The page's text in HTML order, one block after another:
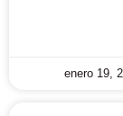
enero 19,